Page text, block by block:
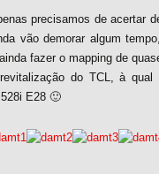
precisamos de acertar
vão demorar algum
fazer o mapping de
do TCL, à
E28 🙂